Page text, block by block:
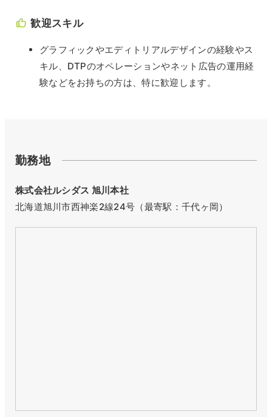
歓迎スキル
グラフィックやエディトリアルデザインの経験やス
キル、DTPのオペレーションやネット広告の運用経
験などをお持ちの方は、特に歓迎します。
勤務地
株式会社ルシダス 旭川本社
北海道旭川市西神楽2線24号（最寄駅：千代ヶ岡）